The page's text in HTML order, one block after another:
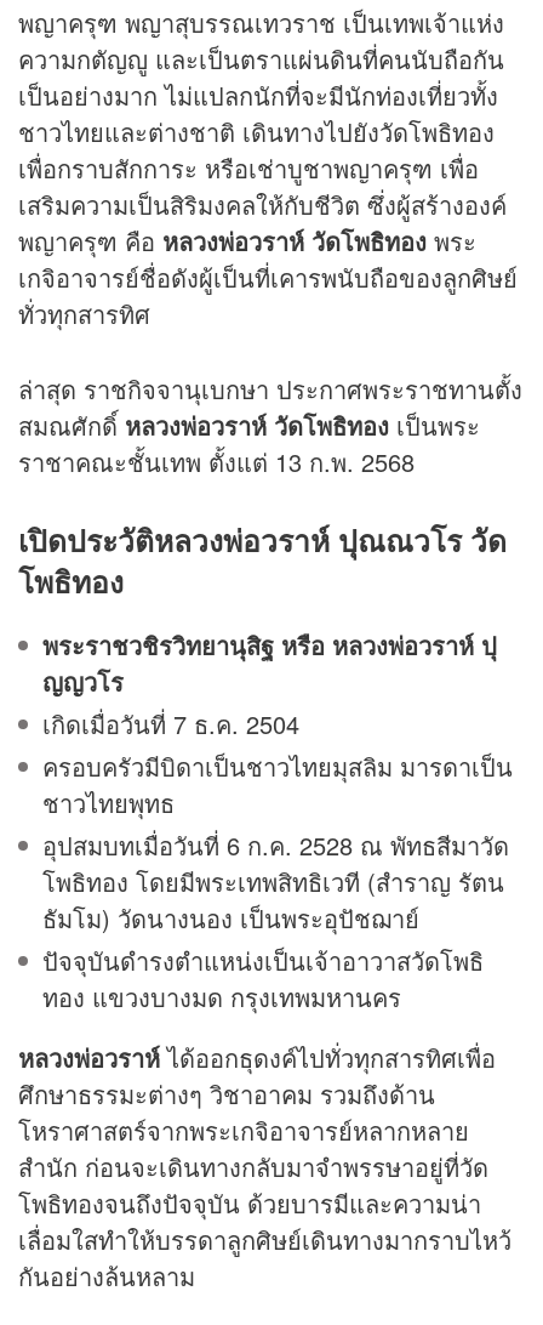
พญาครุฑ พญาสุบรรณเทวราช เป็นเทพเจ้าแห่ง
ความกตัญญู และเป็นตราแผ่นดินที่คนนับถือกัน
เป็นอย่างมาก ไม่แปลกนักที่จะมีนักท่องเที่ยวทั้ง
ชาวไทยและต่างชาติ เดินทางไปยังวัดโพธิทอง
เพื่อกราบสักการะ หรือเช่าบูชาพญาครุฑ เพื่อ
เสริมความเป็นสิริมงคลให้กับชีวิต ซึ่งผู้สร้างองค์
พญาครุฑ คือ หลวงพ่อวราห์ วัดโพธิทอง พระ
เกจิอาจารย์ชื่อดังผู้เป็นที่เคารพนับถือของลูกศิษย์
ทั่วทุกสารทิศ
ล่าสุด ราชกิจจานุเบกษา ประกาศพระราชทานตั้ง
สมณศักดิ์ หลวงพ่อวราห์ วัดโพธิทอง เป็นพระ
ราชาคณะชั้นเทพ ตั้งแต่ 13 ก.พ. 2568
เปิดประวัติหลวงพ่อวราห์ ปุณณวโร วัด
โพธิทอง
พระราชวชิรวิทยานุสิฐ หรือ หลวงพ่อวราห์ ปุ
ญญวโร
เกิดเมื่อวันที่ 7 ธ.ค. 2504
ครอบครัวมีบิดาเป็นชาวไทยมุสลิม มารดาเป็น
ชาวไทยพุทธ
อุปสมบทเมื่อวันที่ 6 ก.ค. 2528 ณ พัทธสีมาวัด
โพธิทอง โดยมีพระเทพสิทธิเวที (สำราญ รัตน
ธัมโม) วัดนางนอง เป็นพระอุปัชฌาย์
ปัจจุบันดำรงตำแหน่งเป็นเจ้าอาวาสวัดโพธิ
ทอง แขวงบางมด กรุงเทพมหานคร
หลวงพ่อวราห์ได้ออกธุดงค์ไปทั่วทุกสารทิศเพื่อ
ศึกษาธรรมะต่างๆ วิชาอาคม รวมถึงด้าน
โหราศาสตร์จากพระเกจิอาจารย์หลากหลาย
สำนัก ก่อนจะเดินทางกลับมาจำพรรษาอยู่ที่วัด
โพธิทองจนถึงปัจจุบัน ด้วยบารมีและความน่า
เลื่อมใสทำให้บรรดาลูกศิษย์เดินทางมากราบไหว้
กันอย่างล้นหลาม